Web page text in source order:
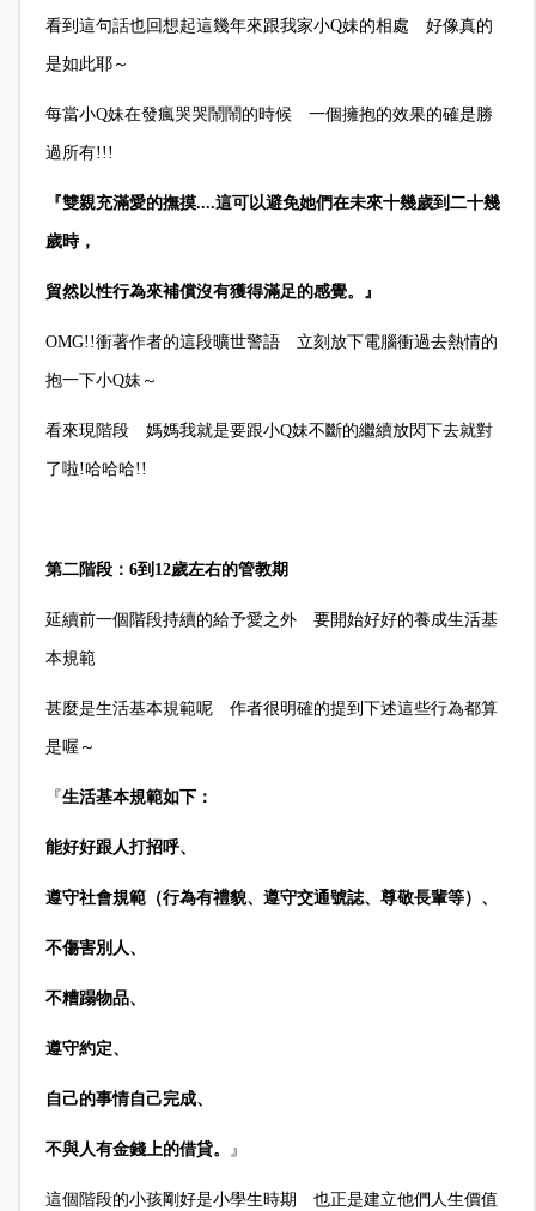
看到這句話也回想起這幾年來跟我家小Q妹的相處 好像真的
是如此耶～
每當小Q妹在發瘋哭哭鬧鬧的時候 一個擁抱的效果的確是勝
過所有!!!
『雙親充滿愛的撫摸....這可以避免她們在未來十幾歲到二十幾
歲時，
貿然以性行為來補償沒有獲得滿足的感覺。』
OMG!!衝著作者的這段曠世警語 立刻放下電腦衝過去熱情的
抱一下小Q妹～
看來現階段 媽媽我就是要跟小Q妹不斷的繼續放閃下去就對
了啦!哈哈哈!!
第二階段：6到12歲左右的管教期
延續前一個階段持續的給予愛之外 要開始好好的養成生活基
本規範
甚麼是生活基本規範呢 作者很明確的提到下述這些行為都算
是喔～
『生活基本規範如下：
能好好跟人打招呼、
遵守社會規範（行為有禮貌、遵守交通號誌、尊敬長輩等）、
不傷害別人、
不糟蹋物品、
遵守約定、
自己的事情自己完成、
不與人有金錢上的借貸。 』
這個階段的小孩剛好是小學生時期 也正是建立他們人生價值